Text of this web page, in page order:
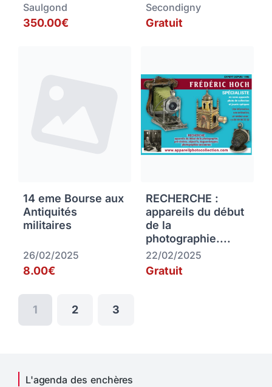
Saulgond
350.00€
Secondigny
Gratuit
14 eme Bourse aux
Antiquités
militaires
26/02/2025
8.00€
RECHERCHE :
appareils du début
de la
photographie....
22/02/2025
Gratuit
1 2 3
L'agenda des enchères